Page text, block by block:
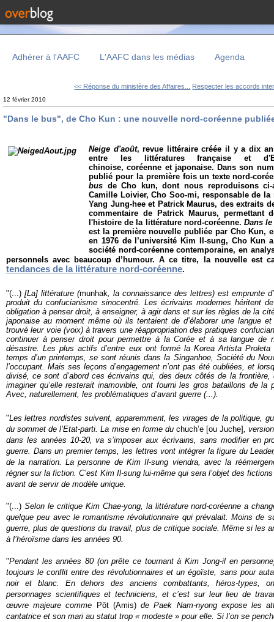
Adhérer à l'AAFC L'AAFC dans les médias Agenda
<< Réponse du ministère des Affaires... Respecter les accords
12 février 2010
"Dans le bus", de Cho Kun : une nouvelle nord-coréenne
Neige d'août, revue littéraire créée il y a dix
entre les littératures française et
chinoise, coréenne et japonaise. Dans son
publié pour la première fois un texte nord-
bus de Cho kun, dont nous reproduisons ci-
Camille Loivier, Cho Soo-mi, responsable de
Yang Jung-hee et Patrick Maurus, des extraits
commentaire de Patrick Maurus, permettant
l'histoire de la littérature nord-coréenne. Dans
est la première nouvelle publiée par Cho Kun,
en 1976 de l’université Kim Il-sung, Cho Kun
société nord-coréenne contemporaine, en
personnels avec beaucoup d’humour. A ce titre, la nouvelle est
tendances de la littérature nord-coréenne.
"(...) [La] littérature (munhak, la connaissance des lettres) est emprunte
produit du confucianisme sinocentré. Les écrivains modernes héritent
obligation à penser droit, à enseigner, à agir dans et sur les règles de la
japonaise au moment même où ils tentaient de d’élaborer une langue
trouvé leur voie (voix) à travers une réappropriation des pratiques
continuer à penser droit pour permettre à la Corée et à sa langue de
désastre. Les plus actifs d’entre eux ont formé la Korea Artista
temps d’un printemps, se sont réunis dans la Singanhoe, Société du
l’occupant. Mais ses leçons d’engagement n’ont pas été oubliées, et
divisé, ce sont d’abord ces écrivains qui, des deux côtés de la frontière,
imaginer qu’elle resterait inamovible, ont fourni les gros bataillons de la
Avec, naturellement, les problématiques d’avant guerre (...).
"Les lettres nordistes suivent, apparemment, les virages de la politique,
du sommet de l’Etat-parti. La mise en forme duchuch’e [ou Juche],
dans les années 10-20, va s’imposer aux écrivains, sans modifier en
guerre. Dans un premier temps, les lettres vont intégrer la figure du
de la narration. La personne de Kim Il-sung viendra, avec la
régner sur la fiction. C’est Kim Il-sung lui-même qui sera l’objet des
avant de servir de modèle unique.
"(...) Selon le critique Kim Chae-yong, la littérature nord-coréenne a
quelque peu avec le romantisme révolutionnaire qui prévalait. Moins de
guerre, plus de questions du travail, plus de critique sociale. Même si les
à l’héroïsme dans les années 90.
"Pendant les années 80 (on prête ce tournant à Kim Jong-il en
toujours le conflit entre des révolutionnaires et un égoïste, sans pour
noir et blanc. En dehors des anciens combattants, héros-types,
personnages scientifiques et techniciens, et c’est sur leur lieu de
œuvre majeure comme Pôt (Amis)de Paek Nam-nyong expose les
cantatrice et son mari au statut trop « modeste » pour elle. Si l’on se